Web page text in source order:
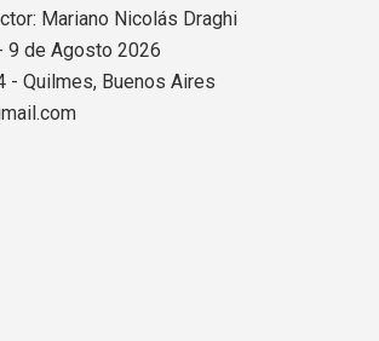
Mariano Nicolás Draghi
9 de Agosto 2026
- Quilmes, Buenos Aires